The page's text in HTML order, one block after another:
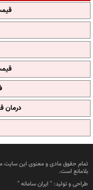
درمان
تمام حقوق مادی و معنوی این سایت
بلامانع است.
طراحی و تولید: " ایران سامانه"